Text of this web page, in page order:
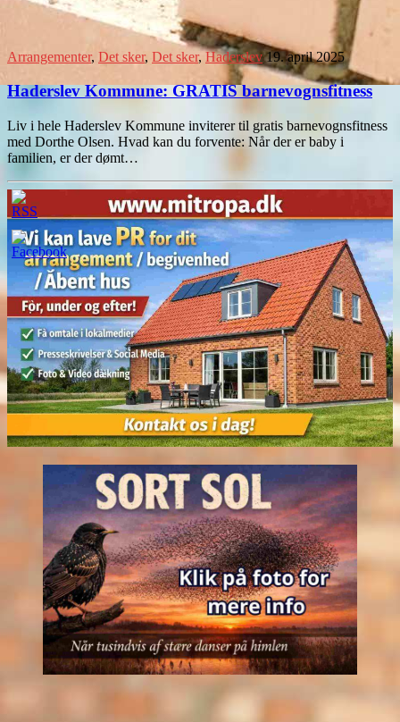
Arrangementer, Det sker, Det sker, Haderslev 19. april 2025
Haderslev Kommune: GRATIS barnevognsfitness
Liv i hele Haderslev Kommune inviterer til gratis barnevognsfitness
med Dorthe Olsen. Hvad kan du forvente: Når der er baby i
familien, er der dømt…